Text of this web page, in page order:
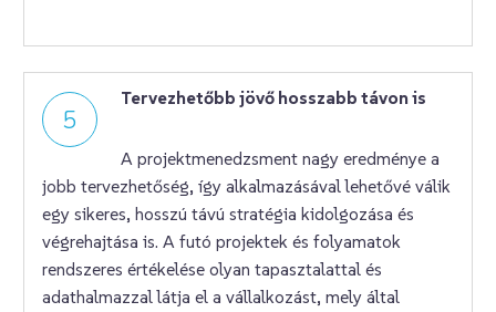
5
Tervezhetőbb jövő hosszabb távon is
A projektmenedzsment nagy eredménye a
jobb tervezhetőség, így alkalmazásával lehetővé válik
egy sikeres, hosszú távú stratégia kidolgozása és
végrehajtása is. A futó projektek és folyamatok
rendszeres értékelése olyan tapasztalattal és
adathalmazzal látja el a vállalkozást, mely által